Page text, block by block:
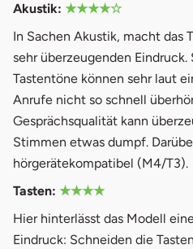
Akustik: ★★★★☆
In Sachen Akustik, macht das
sehr überzeugenden
Tastentöne können sehr laut
Anrufe nicht so schnell
Gesprächsqualität kann
Stimmen etwas dumpf.
hörgerätekompatibel (M4/T3).
Tasten: ★★★★
Hier hinterlässt das Modell
Eindruck: Schneiden die